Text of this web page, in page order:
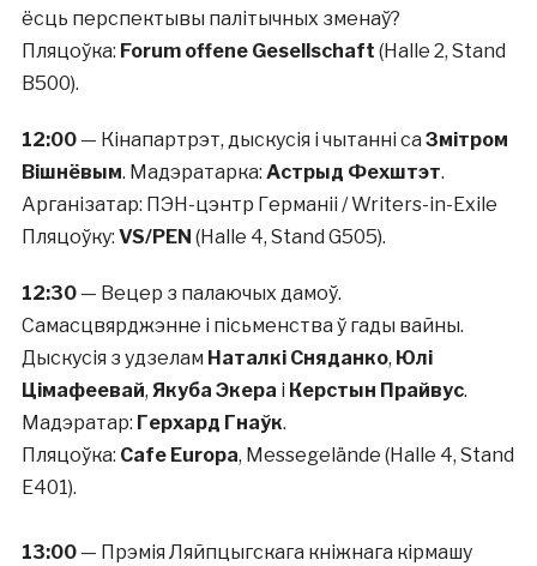
ёсць перспектывы палітычных зменаў?
Пляцоўка: Forum offene Gesellschaft (Halle 2, Stand
B500).
12:00— Кінапартрэт, дыскусія і чытанні са Змітром
Вішнёвым. Мадэратарка: Астрыд Фехштэт.
Арганізатар: ПЭН-цэнтр Германіі / Writers-in-Exile
Пляцоўку: VS/PEN (Halle 4, Stand G505).
12:30— Вецер з палаючых дамоў.
Самасцвярджэнне і пісьменства ў гады вайны.
Дыскусія з удзелам Наталкі Сняданко, Юлі
Цімафеевай, Якуба Экера і Керстын Прайвус.
Мадэратар: Герхард Гнаўк.
Пляцоўка: Cafe Europa, Messegelände (Halle 4, Stand
E401).
13:00— Прэмія Ляйпцыгскага кніжнага кірмашу